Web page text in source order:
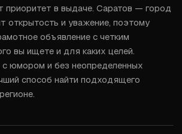
приоритет в выдаче. Саратов — город
открытость и уважение, поэтому
объявление с четким
вы ищете и для каких целей.
юмором и без неопределенных
способ найти подходящего